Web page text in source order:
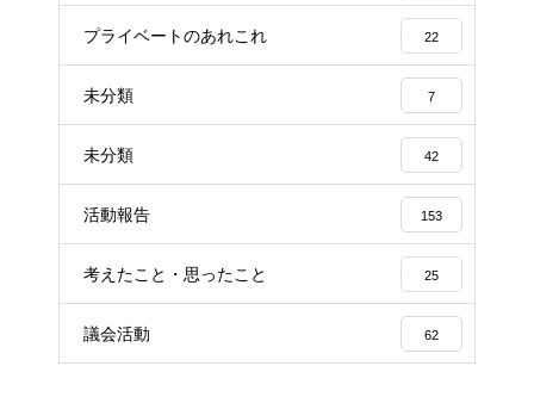
プライベートのあれこれ 22
未分類 7
未分類 42
活動報告 153
考えたこと・思ったこと 25
議会活動 62